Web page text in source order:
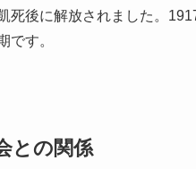
死後に解放されました。
です。
との関係